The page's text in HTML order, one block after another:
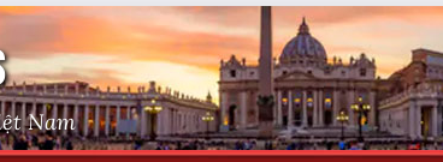
Nam